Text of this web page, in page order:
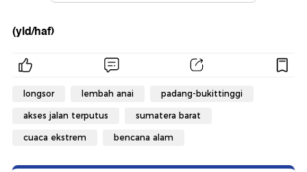
(yld/haf)
longsor lembah anai padang-bukittinggi
akses jalan terputus sumatera barat
cuaca ekstrem bencana alam